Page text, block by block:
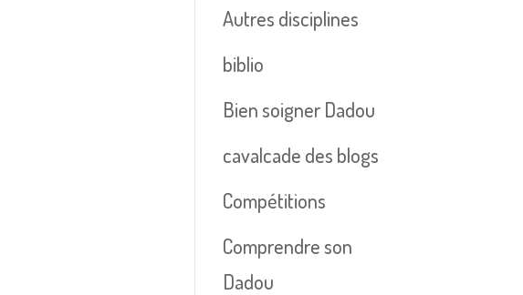
Autres disciplines
biblio
Bien soigner Dadou
cavalcade des blogs
Compétitions
Comprendre son
Dadou